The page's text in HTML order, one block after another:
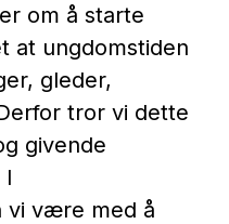
om å starte
at ungdomstiden
gleder,
tror vi dette
givende
I
vi være med å